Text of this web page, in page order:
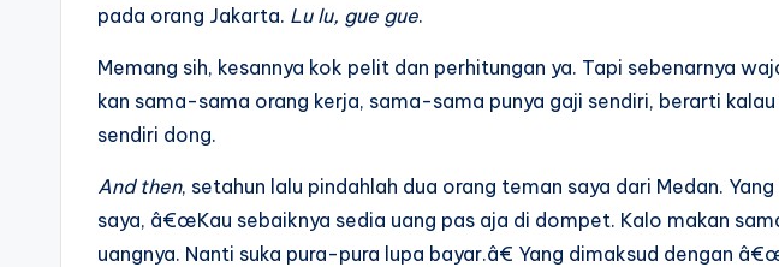
pada orang Jakarta. Lu lu, gue gue.
Memang sih, kesannya kok pelit dan perhitungan ya. Tapi sebenarnya
kan sama-sama orang kerja, sama-sama punya gaji sendiri, berarti
sendiri dong.
And then, setahun lalu pindahlah dua orang teman saya dari Medan.
saya, â€œKau sebaiknya sedia uang pas aja di dompet. Kalo makan
uangnya. Nanti suka pura-pura lupa bayar.â€ Yang dimaksud dengan